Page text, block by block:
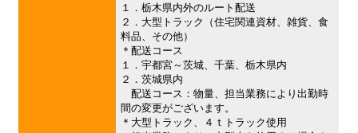
１．栃木県内外のルート配送
２．大型トラック（住宅関連資材、雑貨、食
料品、その他）
＊配送コース
１．宇都宮～茨城、千葉、栃木県内
２．茨城県内
配送コース：物量、担当業務により出勤時
間の変更がございます。
＊大型トラック、４ｔトラック使用